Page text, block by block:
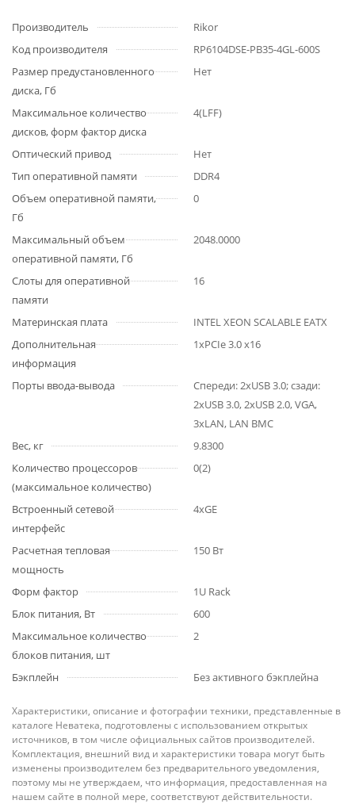
Производитель
Rikor
Код производителя
RP6104DSE-PB35-4GL-600S
Размер предустановленного
диска, Гб
Нет
Максимальное количество
дисков, форм фактор диска
4(LFF)
Оптический привод
Нет
Тип оперативной памяти
DDR4
Объем оперативной памяти,
Гб
0
Максимальный объем
оперативной памяти, Гб
2048.0000
Слоты для оперативной
памяти
16
Материнская плата
INTEL XEON SCALABLE EATX
Дополнительная
информация
1хPCIe 3.0 x16
Порты ввода-вывода
Спереди: 2хUSB 3.0; сзади:
2хUSB 3.0, 2хUSB 2.0, VGA,
3хLAN, LAN BMC
Вес, кг
9.8300
Количество процессоров
(максимальное количество)
0(2)
Встроенный сетевой
интерфейс
4xGE
Расчетная тепловая
мощность
150 Вт
Форм фактор
1U Rack
Блок питания, Вт
600
Максимальное количество
блоков питания, шт
2
Бэкплейн Без активного бэкплейна
Характеристики, описание и фотографии техники, представленные в
каталоге Неватека, подготовлены с использованием открытых
источников, в том числе официальных сайтов производителей.
Комплектация, внешний вид и характеристики товара могут быть
изменены производителем без предварительного уведомления,
поэтому мы не утверждаем, что информация, предоставленная на
нашем сайте в полной мере, соответствуют действительности.